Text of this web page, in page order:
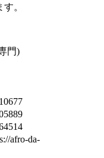
。
門)
afro-da-